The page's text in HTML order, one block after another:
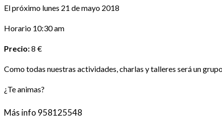
El próximo lunes 21 de mayo 2018
Horario 10:30 am
Precio:8 €
Como todas nuestras actividades, charlas y talleres será un
¿Te animas?
Más info 958125548